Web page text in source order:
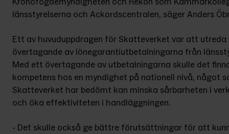
länsstyrelserna och Ackordscentralen, säger Anders
Ett av huvuduppdragen för Skatteverket var att
övertagande av lönegarantiutbetalningarna från
Med ett övertagande av utbetalningarna skulle det
kompetens hos en myndighet på nationell nivå, något
Skatteverket har bedömt kan minska sårbarheten i
och öka effektiviteten i handläggningen.
- Det skulle också ge bättre förutsättningar för att